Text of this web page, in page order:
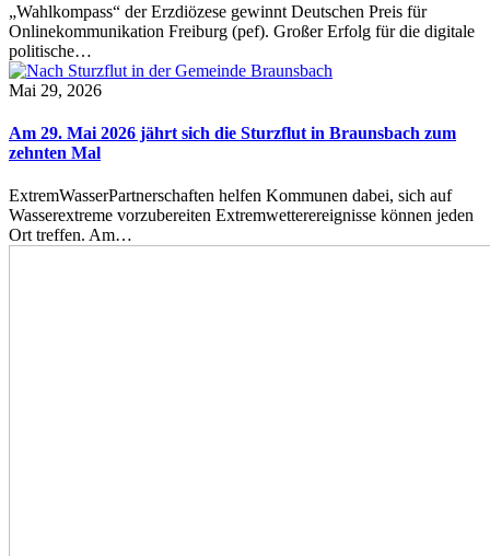
„Wahlkompass“ der Erzdiözese gewinnt Deutschen Preis für
Onlinekommunikation Freiburg (pef). Großer Erfolg für die digitale
politische…
Mai 29, 2026
Am 29. Mai 2026 jährt sich die Sturzflut in Braunsbach zum
zehnten Mal
ExtremWasserPartnerschaften helfen Kommunen dabei, sich auf
Wasserextreme vorzubereiten Extremwetterereignisse können jeden
Ort treffen. Am…